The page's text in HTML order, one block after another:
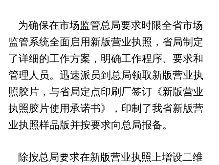
为确保在市场监管总局要求时限全省市场
监管系统全面启用新版营业执照，省局制定
了详细的工作方案，明确工作程序、要求和
管理人员。迅速派员到总局领取新版营业执
照胶片，与省局定点印刷厂签订《新版营业
执照胶片使用承诺书》，印制了我省新版营
业执照样品版并按要求向总局报备。
除按总局要求在新版营业执照上增设二维